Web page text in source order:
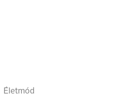
Életmód